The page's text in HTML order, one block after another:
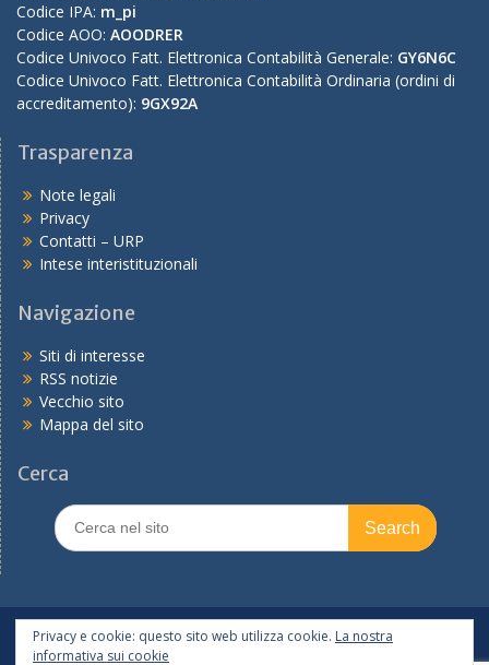
Codice IPA: m_pi
Codice AOO: AOODRER
Codice Univoco Fatt. Elettronica Contabilità Generale: GY6N6C
Codice Univoco Fatt. Elettronica Contabilità Ordinaria (ordini di
accreditamento): 9GX92A
Trasparenza
Note legali
Privacy
Contatti – URP
Intese interistituzionali
Navigazione
Siti di interesse
RSS notizie
Vecchio sito
Mappa del sito
Cerca
Search
for:
In primo piano PNRR
Tutte le notizie
Privacy e cookie: questo sito web utilizza cookie. La nostra
informativa sui cookie